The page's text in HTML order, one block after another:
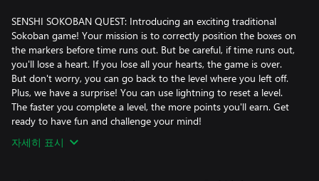
SENSHI SOKOBAN QUEST: Introducing an exciting traditional
Sokoban game! Your mission is to correctly position the boxes on
the markers before time runs out. But be careful, if time runs out,
you'll lose a heart. If you lose all your hearts, the game is over.
But don't worry, you can go back to the level where you left off.
Plus, we have a surprise! You can use lightning to reset a level.
The faster you complete a level, the more points you'll earn. Get
ready to have fun and challenge your mind!
자세히 표시